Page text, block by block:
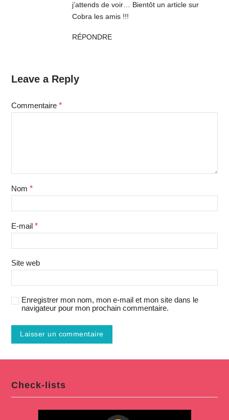
j’attends de voir… Bientôt un article sur
Cobra les amis !!!
RÉPONDRE
Leave a Reply
Commentaire *
Nom *
E-mail *
Site web
Enregistrer mon nom, mon e-mail et mon site dans le
navigateur pour mon prochain commentaire.
Check-lists